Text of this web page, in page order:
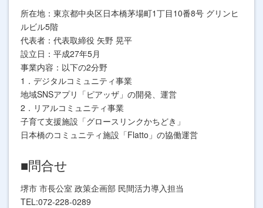
所在地：東京都中央区日本橋茅場町1丁目10番8号 グリンヒ
ルビル5階
代表者：代表取締役 矢野 晃平
設立日：平成27年5月
事業内容：以下の2分野
1．デジタルコミュニティ事業
地域SNSアプリ「ピアッザ」の開発、運営
2．リアルコミュニティ事業
子育て支援施設「グロースリンクかちどき」
日本橋のコミュニティ施設「Flatto」の協働運営
■問合せ
堺市 市長公室 政策企画部 民間活力導入担当
TEL:072-228-0289